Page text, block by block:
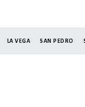
LA VEGA SAN PEDRO